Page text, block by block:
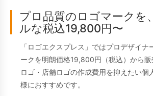
プロ品質のロゴマークを
ルな税込19,800円〜
「ロゴエクスプレス」ではプロデザイナ
ークを明朗価格19,800円（税込）から
ロゴ・店舗ロゴの作成費用を抑えたい個
様におすすめです。